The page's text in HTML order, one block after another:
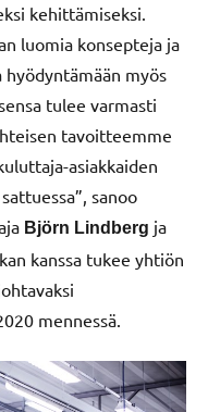
kehittämiseksi.
luomia konsepteja ja
myös
tulee varmasti
tavoitteemme
asiakkaiden
sanoo
Björn Lindberg ja
kanssa tukee yhtiön
mennessä.